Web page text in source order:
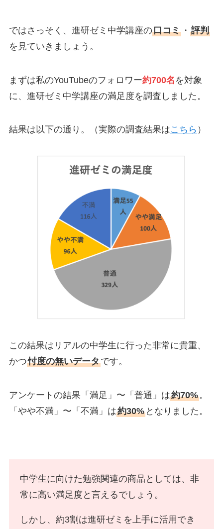
ではさっそく、進研ゼミ中学講座の口コミ・ 評判
を見ていきましょう。
まずは私のYouTubeのフォロワー約700名 を対象
に、進研ゼミ中学講座の満足度を調査しました。
結果は以下の通り。（実際の調査結果はこちら ）
この結果はリアルの中学生に行った非常に貴重、
かつ忖度の無いデータです。
アンケートの結果「満足」〜「普通」は約70%。
「やや不満」〜「不満」は約30%となりました。
中学生に向けた勉強関連の商品としては、非
常に高い満足度と言えるでしょう。
しかし、約3割は進研ゼミを上手に活用でき